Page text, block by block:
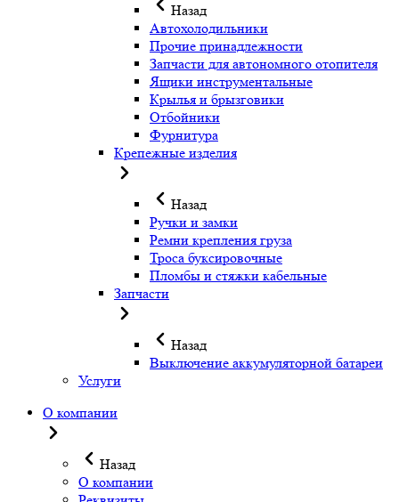
Назад
Автохолодильники
Прочие принадлежности
Запчасти для автономного отопителя
Ящики инструментальные
Крылья и брызговики
Отбойники
Фурнитура
Крепежные изделия
Назад
Ручки и замки
Ремни крепления груза
Троса буксировочные
Пломбы и стяжки кабельные
Запчасти
Назад
Выключение аккумуляторной батареи
Услуги
О компании
Назад
О компании